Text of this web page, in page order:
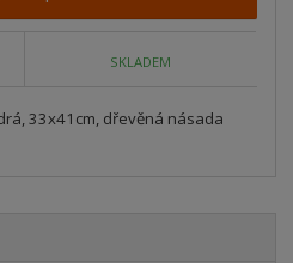
SKLADEM
33x41cm, dřevěná násada